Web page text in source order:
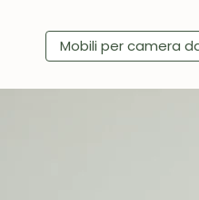
Mobili per camera